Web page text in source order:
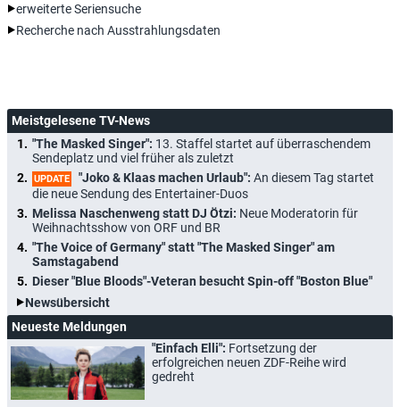
erweiterte Seriensuche
Recherche nach Ausstrahlungsdaten
Meistgelesene TV-News
"The Masked Singer": 13. Staffel startet auf überraschendem
Sendeplatz und viel früher als zuletzt
UPDATE "Joko & Klaas machen Urlaub": An diesem Tag startet
die neue Sendung des Entertainer-Duos
Melissa Naschenweng statt DJ Ötzi: Neue Moderatorin für
Weihnachtsshow von ORF und BR
"The Voice of Germany" statt "The Masked Singer" am
Samstagabend
Dieser "Blue Bloods"-Veteran besucht Spin-off "Boston Blue"
Newsübersicht
Neueste Meldungen
"Einfach Elli": Fortsetzung der
erfolgreichen neuen ZDF-Reihe wird
gedreht